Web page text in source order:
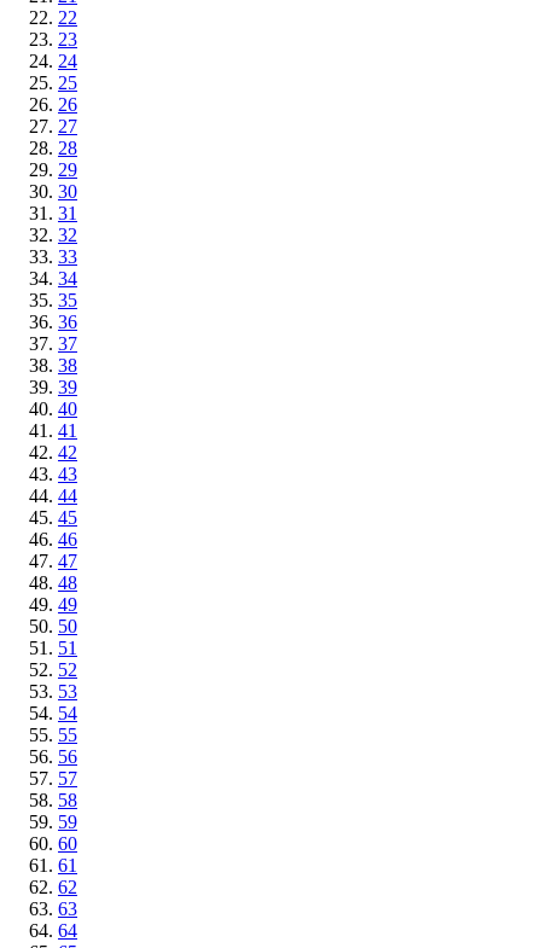
22
23
24
25
26
27
28
29
30
31
32
33
34
35
36
37
38
39
40
41
42
43
44
45
46
47
48
49
50
51
52
53
54
55
56
57
58
59
60
61
62
63
64